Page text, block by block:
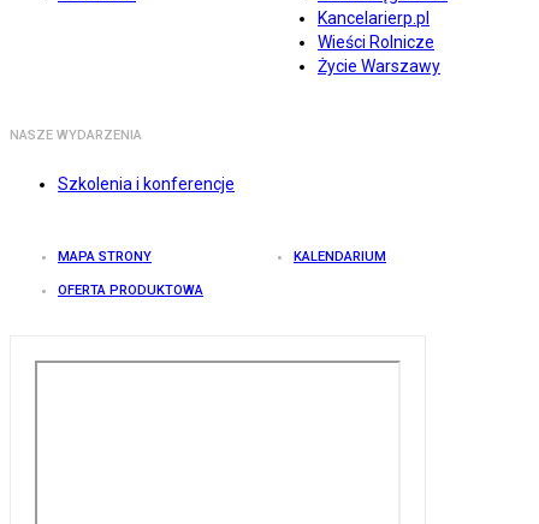
Kancelarierp.pl
Wieści Rolnicze
Życie Warszawy
NASZE WYDARZENIA
Szkolenia i konferencje
MAPA STRONY KALENDARIUM
OFERTA PRODUKTOWA